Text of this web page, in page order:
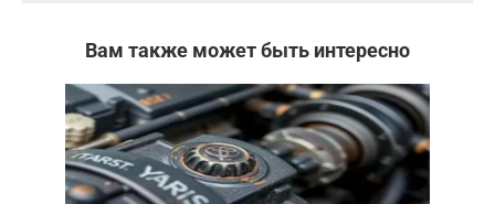
Вам также может быть интересно